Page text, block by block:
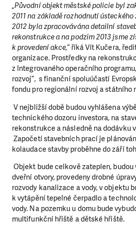
„Původní objekt městské policie byl
2011 na základě rozhodnutí
2012 byla zpracovávána detailní
rekonstrukce a na podzim 2013 jsme
k provedení akce,“říká Vít Kučera,
organizace. Prostředky na
z Integrovaného operačního
rozvoj“, s finanční spoluúčastí
fondu pro regionální rozvoj a státního
V nejbližší době budou vyhlášena
technického dozoru investora, na
rekonstrukce a následně na dodávku
Započetí stavebních prací je
kolaudace stavby proběhne do září
Objekt bude celkově zateplen, budou
dveřní otvory, provedeny drobné
rozvody kanalizace a vody, v objektu
k vytápění tepelné čerpadlo a
vody. Na pozemku u domu bude
multifunkční hřiště a dětské hřiště.